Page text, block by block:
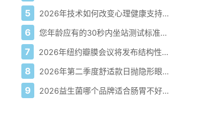
5 2026年技术如何改变心理健康支持的获取方式
6 您年龄应有的30秒内坐站测试标准次数
7 2026年纽约瓣膜会议将发布结构性心脏病最新研究成果
8 2026年第二季度舒适款日抛隐形眼镜推荐，优瞳主打长效佩戴体验
9 2026益生菌哪个品牌适合肠胃不好的人，常年饱受肠胃病痛看过来，梳理实用十大品牌